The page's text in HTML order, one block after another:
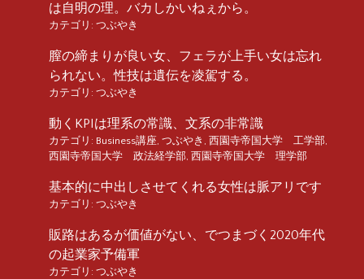
は自明の理。バカしかいねぇから。
カテゴリ: つぶやき
膣の締まりが良い女、フェラが上手い女は忘れ
られない。性技は遺伝を凌駕する。
カテゴリ: つぶやき
動くKPIは理系の常識、文系の非常識
カテゴリ: Business講座, つぶやき , 西園寺帝国大学 工学部,
西園寺帝国大学 政法経学部, 西園寺帝国大学 理学部
基本的に中出しさせてくれる女性は脈アリです
カテゴリ: つぶやき
販路はあるが価値がない、でつまづく2020年代
の起業家予備軍
カテゴリ: つぶやき